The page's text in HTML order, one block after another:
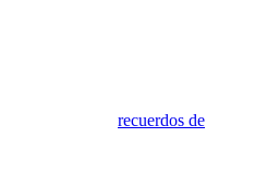
recuerdos de